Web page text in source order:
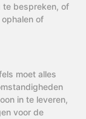
te bespreken, of
of
moet alles
in te leveren,
voor de